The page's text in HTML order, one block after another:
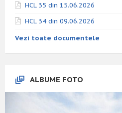
HCL 35 din 15.06.2026
HCL 34 din 09.06.2026
Vezi toate documentele
ALBUME FOTO